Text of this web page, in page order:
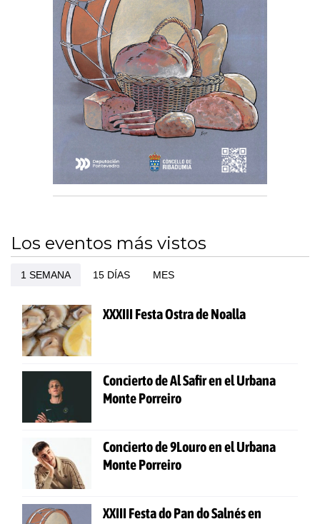
Los eventos más vistos
1 SEMANA 15 DÍAS MES
XXXIII Festa Ostra de Noalla
Concierto de Al Safir en el Urbana
Monte Porreiro
Concierto de 9Louro en el Urbana
Monte Porreiro
XXIII Festa do Pan do Salnés en